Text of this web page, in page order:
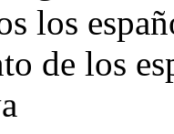
los
de los